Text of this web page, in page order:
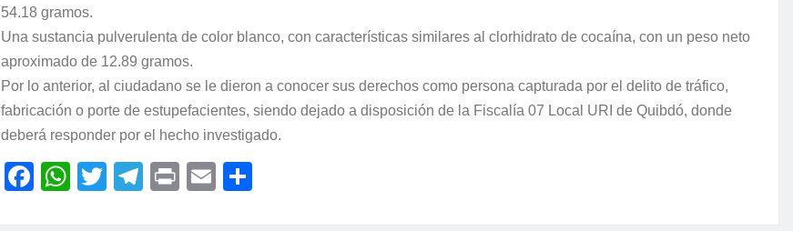
54.18 gramos.
Una sustancia pulverulenta de color blanco, con características similares al clorhidrato de cocaína, con un peso neto
aproximado de 12.89 gramos.
Por lo anterior, al ciudadano se le dieron a conocer sus derechos como persona capturada por el delito de tráfico,
fabricación o porte de estupefacientes, siendo dejado a disposición de la Fiscalía 07 Local URI de Quibdó, donde
deberá responder por el hecho investigado.
F
W
T
T
P
E